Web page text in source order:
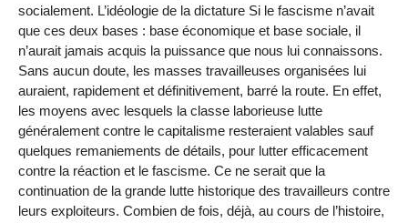
socialement. L’idéologie de la dictature Si le fascisme n’avait
que ces deux bases : base économique et base sociale, il
n’aurait jamais acquis la puissance que nous lui connaissons.
Sans aucun doute, les masses travailleuses organisées lui
auraient, rapidement et définitivement, barré la route. En effet,
les moyens avec lesquels la classe laborieuse lutte
généralement contre le capitalisme resteraient valables sauf
quelques remaniements de détails, pour lutter efficacement
contre la réaction et le fascisme. Ce ne serait que la
continuation de la grande lutte historique des travailleurs contre
leurs exploiteurs. Combien de fois, déjà, au cours de l’histoire,